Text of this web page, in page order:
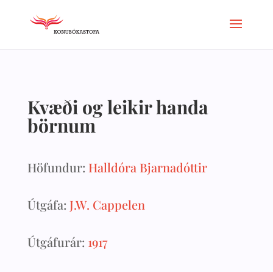
Kvæði og leikir handa
börnum
Höfundur: Halldóra Bjarnadóttir
Útgáfa: J.W. Cappelen
Útgáfurár: 1917